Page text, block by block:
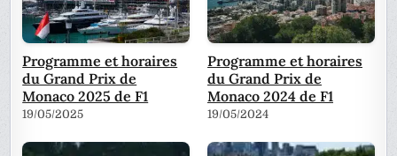
Programme et horaires
du Grand Prix de
Monaco 2025 de F1
19/05/2025
Programme et horaires
du Grand Prix de
Monaco 2024 de F1
19/05/2024